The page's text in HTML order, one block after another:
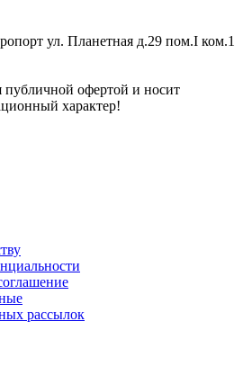
ул. Планетная д.29 пом.I ком.1
публичной офертой и носит
характер!
рассылок